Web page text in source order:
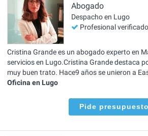
Abogado
Despacho en Lugo
Profesional verificado
Cristina Grande es un abogado experto en
servicios en Lugo.Cristina Grande destaca
muy buen trato. Hace9 años se unieron a
Oficina en Lugo
Pide presupuesto